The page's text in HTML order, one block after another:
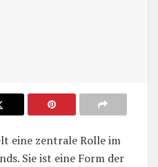
eine zentrale Rolle im
Sie ist eine Form der